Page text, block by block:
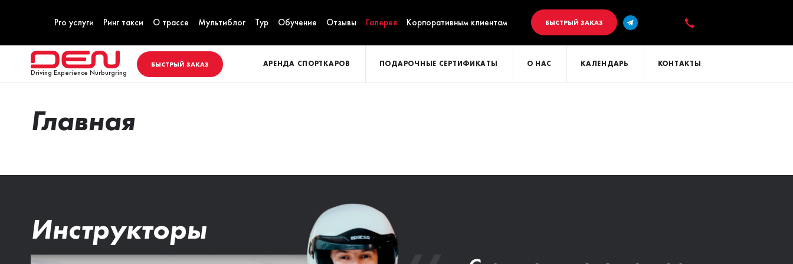
Pro услуги Ринг такси О трассе Мультиблог Тур Обучение Отзывы Галерея Корпоративным клиентам БЫСТРЫЙ ЗАКАЗ
Driving Experience Nürburgring
БЫСТРЫЙ ЗАКАЗ АРЕНДА СПОРТКАРОВ ПОДАРОЧНЫЕ СЕРТИФИКАТЫ О НАС КАЛЕНДАРЬ КОНТАКТЫ
Главная
Инструкторы